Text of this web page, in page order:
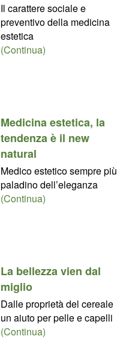
Il carattere sociale e
preventivo della medicina
estetica
(Continua)
Medicina estetica, la
tendenza è il new
natural
Medico estetico sempre più
paladino dell’eleganza
(Continua)
La bellezza vien dal
miglio
Dalle proprietà del cereale
un aiuto per pelle e capelli
(Continua)